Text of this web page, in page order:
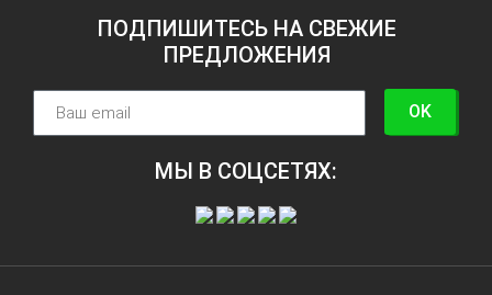
ПОДПИШИТЕСЬ НА СВЕЖИЕ
ПРЕДЛОЖЕНИЯ
OK
МЫ В СОЦСЕТЯХ: